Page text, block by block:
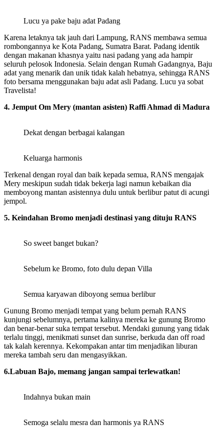
Lucu ya pake baju adat Padang
Karena letaknya tak jauh dari Lampung, RANS membawa semua
rombongannya ke Kota Padang, Sumatra Barat. Padang identik
dengan makanan khasnya yaitu nasi padang yang ada hampir
seluruh pelosok Indonesia. Selain dengan Rumah Gadangnya, Baju
adat yang menarik dan unik tidak kalah hebatnya, sehingga RANS
foto bersama menggunakan baju adat asli Padang. Lucu ya sobat
Travelista!
4. Jemput Om Mery (mantan asisten) Raffi Ahmad di Madura
Dekat dengan berbagai kalangan
Keluarga harmonis
Terkenal dengan royal dan baik kepada semua, RANS mengajak
Mery meskipun sudah tidak bekerja lagi namun kebaikan dia
memboyong mantan asistennya dulu untuk berlibur patut di acungi
jempol.
5. Keindahan Bromo menjadi destinasi yang dituju RANS
So sweet banget bukan?
Sebelum ke Bromo, foto dulu depan Villa
Semua karyawan diboyong semua berlibur
Gunung Bromo menjadi tempat yang belum pernah RANS
kunjungi sebelumnya, pertama kalinya mereka ke gunung Bromo
dan benar-benar suka tempat tersebut. Mendaki gunung yang tidak
terlalu tinggi, menikmati sunset dan sunrise, berkuda dan off road
tak kalah kerennya. Kekompakan antar tim menjadikan liburan
mereka tambah seru dan mengasyikkan.
6.Labuan Bajo, memang jangan sampai terlewatkan!
Indahnya bukan main
Semoga selalu mesra dan harmonis ya RANS